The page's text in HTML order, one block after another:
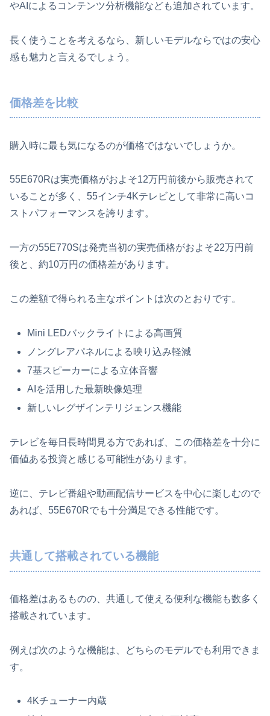
やAIによるコンテンツ分析機能なども追加されています。
長く使うことを考えるなら、新しいモデルならではの安心
感も魅力と言えるでしょう。
価格差を比較
購入時に最も気になるのが価格ではないでしょうか。
55E670Rは実売価格がおよそ12万円前後から販売されて
いることが多く、55インチ4Kテレビとして非常に高いコ
ストパフォーマンスを誇ります。
一方の55E770Sは発売当初の実売価格がおよそ22万円前
後と、約10万円の価格差があります。
この差額で得られる主なポイントは次のとおりです。
Mini LEDバックライトによる高画質
ノングレアパネルによる映り込み軽減
7基スピーカーによる立体音響
AIを活用した最新映像処理
新しいレグザインテリジェンス機能
テレビを毎日長時間見る方であれば、この価格差を十分に
価値ある投資と感じる可能性があります。
逆に、テレビ番組や動画配信サービスを中心に楽しむので
あれば、55E670Rでも十分満足できる性能です。
共通して搭載されている機能
価格差はあるものの、共通して使える便利な機能も数多く
搭載されています。
例えば次のような機能は、どちらのモデルでも利用できま
す。
4Kチューナー内蔵